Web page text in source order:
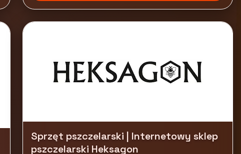
Sprzęt pszczelarski | Internetowy sklep
pszczelarski Heksagon